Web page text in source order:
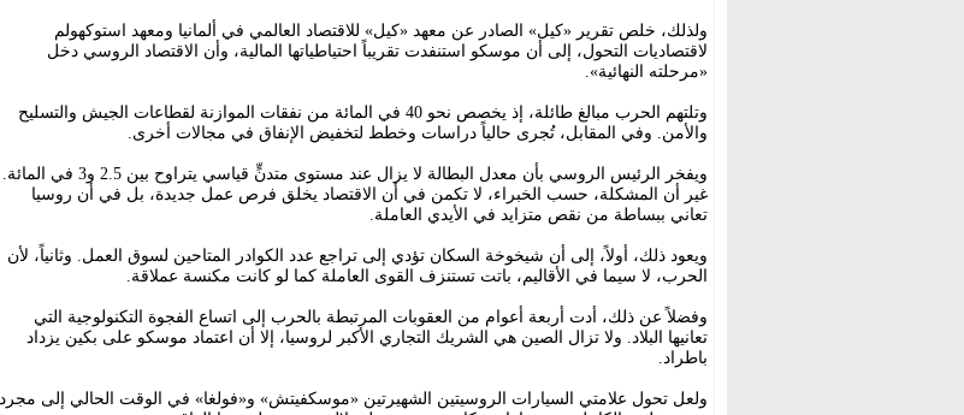
ولذلك، خلص تقرير «كيل» الصادر عن معهد «كيل» للاقتصاد العالمي في ألمانيا ومعهد استوكهولم
لاقتصاديات التحول، إلى أن موسكو استنفدت تقريباً احتياطياتها المالية، وأن الاقتصاد الروسي دخل
«مرحلته النهائية».
وتلتهم الحرب مبالغ طائلة، إذ يخصص نحو 40 في المائة من نفقات الموازنة لقطاعات الجيش والتسليح
والأمن. وفي المقابل، تُجرى حالياً دراسات وخطط لتخفيض الإنفاق في مجالات أخرى.
ويفخر الرئيس الروسي بأن معدل البطالة لا يزال عند مستوى متدنٍّ قياسي يتراوح بين 2.5 و3 في المائة.
غير أن المشكلة، حسب الخبراء، لا تكمن في أن الاقتصاد يخلق فرص عمل جديدة، بل في أن روسيا
تعاني ببساطة من نقص متزايد في الأيدي العاملة.
ويعود ذلك، أولاً، إلى أن شيخوخة السكان تؤدي إلى تراجع عدد الكوادر المتاحين لسوق العمل. وثانياً، لأن
الحرب، لا سيما في الأقاليم، باتت تستنزف القوى العاملة كما لو كانت مكنسة عملاقة.
وفضلاً عن ذلك، أدت أربعة أعوام من العقوبات المرتبطة بالحرب إلى اتساع الفجوة التكنولوجية التي
تعانيها البلاد. ولا تزال الصين هي الشريك التجاري الأكبر لروسيا، إلا أن اعتماد موسكو على بكين يزداد
باطراد.
ولعل تحول علامتي السيارات الروسيتين الشهيرتين «موسكفيتش» و«فولغا» في الوقت الحالي إلى مجرد